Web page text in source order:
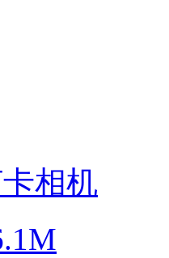
相机